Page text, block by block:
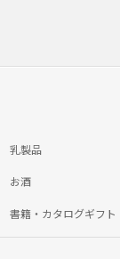
乳製品
お酒
書籍・カタログギフト